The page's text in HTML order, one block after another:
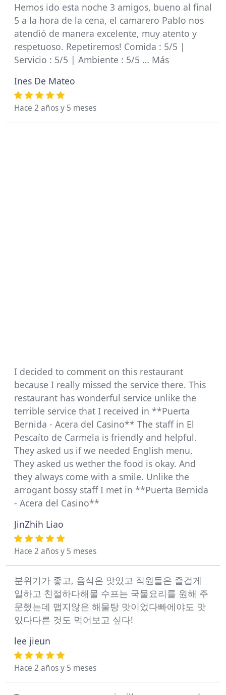
Hemos ido esta noche 3 amigos, bueno al final
5 a la hora de la cena, el camarero Pablo nos
atendió de manera excelente, muy atento y
respetuoso. Repetiremos! Comida : 5/5 |
Servicio : 5/5 | Ambiente : 5/5 … Más
Ines De Mateo
Hace 2 años y 5 meses
I decided to comment on this restaurant
because I really missed the service there. This
restaurant has wonderful service unlike the
terrible service that I received in **Puerta
Bernida - Acera del Casino** The staff in El
Pescaíto de Carmela is friendly and helpful.
They asked us if we needed English menu.
They asked us wether the food is okay. And
they always come with a smile. Unlike the
arrogant bossy staff I met in **Puerta Bernida
- Acera del Casino**
JinZhih Liao
Hace 2 años y 5 meses
분위기가 좋고, 음식은 맛있고 직원들은 즐겁게
일하고 친절하다해물 수프는 국물요리를 원해 주
문했는데 맵지않은 해물탕 맛이었다빠에야도 맛
있다다른 것도 먹어보고 싶다!
lee jieun
Hace 2 años y 5 meses